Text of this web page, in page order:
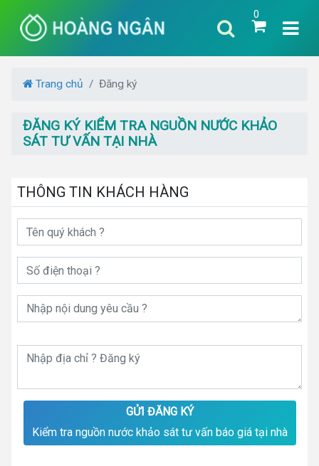
0
Trang chủ Đăng ký
ĐĂNG KÝ KIỂM TRA NGUỒN NƯỚC KHẢO
SÁT TƯ VẤN TẠI NHÀ
THÔNG TIN KHÁCH HÀNG
GỬI ĐĂNG KÝ
Kiểm tra nguồn nước khảo sát tư vấn báo giá tại nhà